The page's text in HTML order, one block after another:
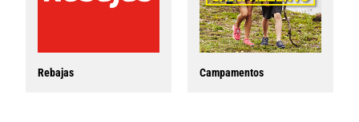
Rebajas Campamentos